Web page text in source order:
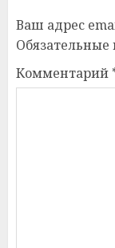
Ваш адрес
Комментарий